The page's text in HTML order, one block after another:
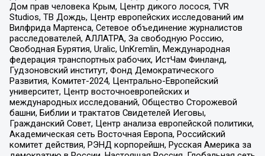
Дом прав человека Крым, Центр дикого лосося, TVR
Studios, ТВ Дождь, Центр европейских исследований им
Вилфрида Мартенса, Сетевое объединение журналистов
расследователей, АЛЛАТРА, За свободную Россию,
Свободная Бурятия, Uralic, UnKremlin, Международная
федерация транспортных рабочих, ИстЧам Финланд,
Гудзоновский институт, Фонд Демократического
Развития, Комитет-2024, Центрально-Европейский
университет, Центр восточноевропейских и
международных исследований, Общество Сторожевой
башни, Библии и трактатов Свидетелей Иеговы,
Гражданский Совет, Центр анализа европейской политики,
Академическая сеть Восточная Европа, Российский
комитет действия, РЭНД корпорейшн, Русская Америка за